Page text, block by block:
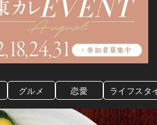
グルメ 恋愛 ライフスタ